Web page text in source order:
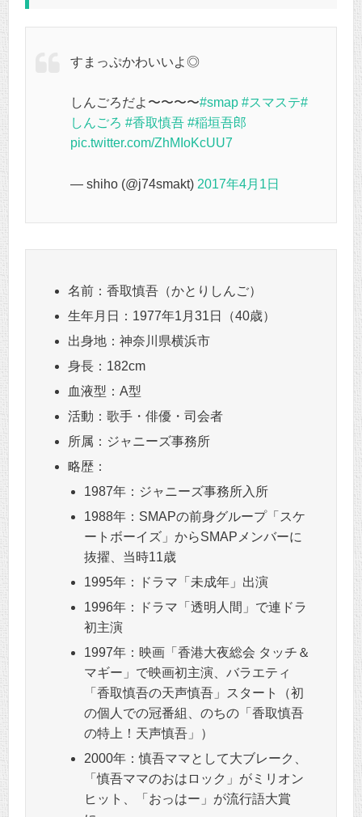
すまっぷかわいいよ◎
しんごろだよ〜〜〜〜#smap #スマステ#
しんごろ #香取慎吾 #稲垣吾郎
pic.twitter.com/ZhMIoKcUU7
— shiho (@j74smakt) 2017年4月1日
名前：香取慎吾（かとりしんご）
生年月日：1977年1月31日（40歳）
出身地：神奈川県横浜市
身長：182cm
血液型：A型
活動：歌手・俳優・司会者
所属：ジャニーズ事務所
略歴：
1987年：ジャニーズ事務所入所
1988年：SMAPの前身グループ「スケ
ートボーイズ」からSMAPメンバーに
抜擢、当時11歳
1995年：ドラマ「未成年」出演
1996年：ドラマ「透明人間」で連ドラ
初主演
1997年：映画「香港大夜総会 タッチ＆
マギー」で映画初主演、バラエティ
「香取慎吾の天声慎吾」スタート（初
の個人での冠番組、のちの「香取慎吾
の特上！天声慎吾」）
2000年：慎吾ママとして大ブレーク、
「慎吾ママのおはロック」がミリオン
ヒット、「おっはー」が流行語大賞